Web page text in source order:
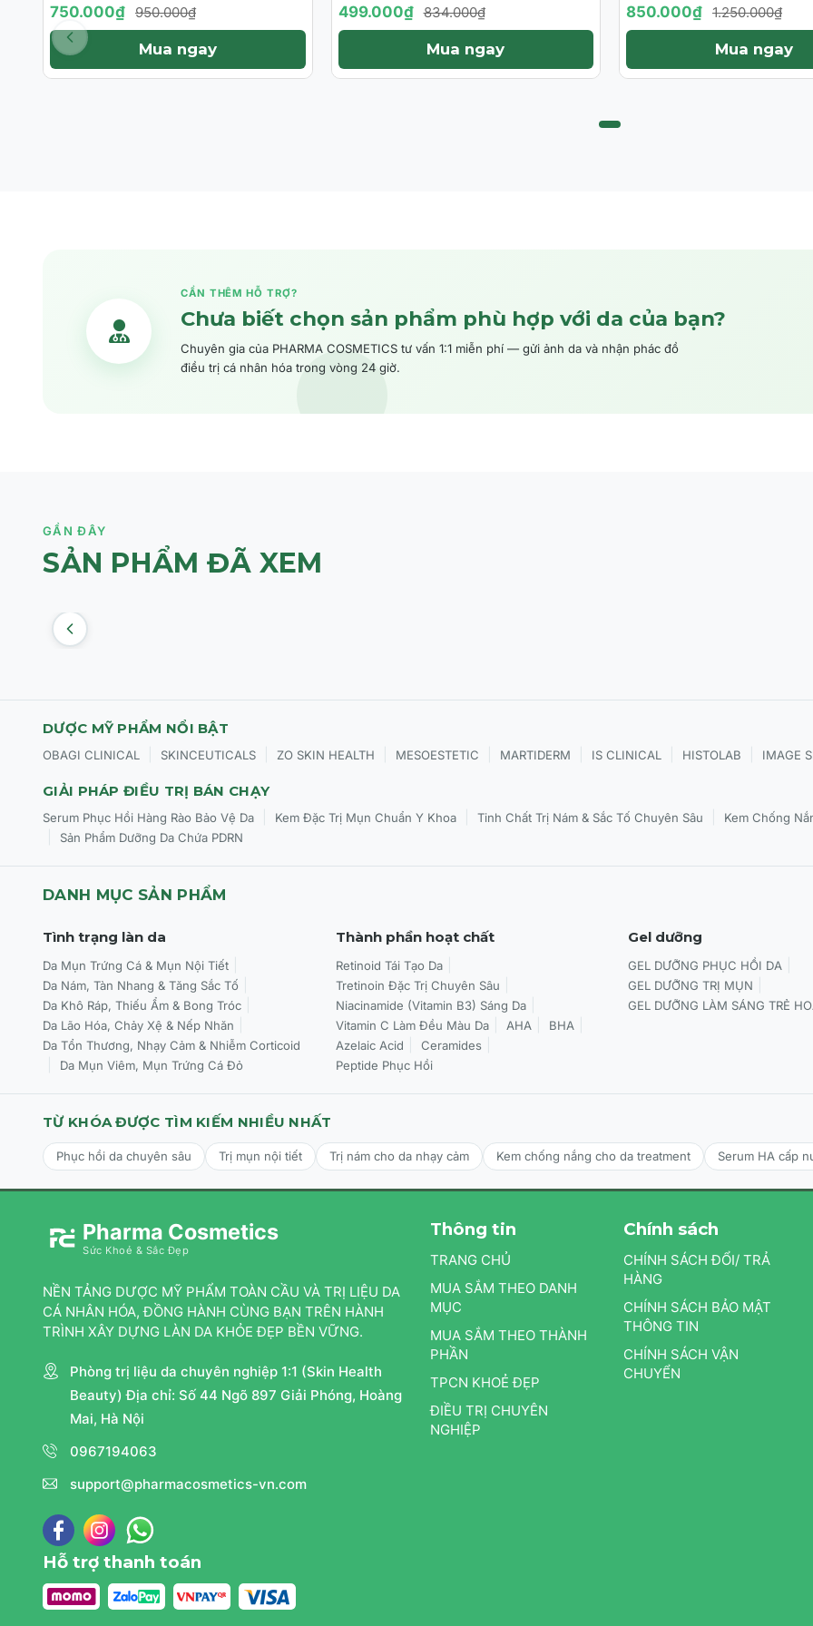
ĐỎ, ROSACEA (DA KHÔ, DA
THƯỜNG)
750.000₫ 950.000₫
Mua ngay
Giải Pháp Toàn Diện Cho Da
Mụn Và Nhạy Cảm
499.000₫ 834.000₫
Mua ngay
BAN ĐÊM HỖ TRỢ
TÁI TẠO MÔ, NGĂN
HÌNH THÀNH SẸO
850.000₫ 1.250.000₫
Mua ngay
CẦN THÊM HỖ TRỢ?
Chưa biết chọn sản phẩm phù hợp với da của bạn?
Chuyên gia của PHARMA COSMETICS tư vấn 1:1 miễn phí — gửi ảnh da và nhận phác đồ
điều trị cá nhân hóa trong vòng 24 giờ.
GẦN ĐÂY
SẢN PHẨM ĐÃ XEM
DƯỢC MỸ PHẨM NỔI BẬT
OBAGI CLINICAL SKINCEUTICALS ZO SKIN HEALTH MESOESTETIC MARTIDERM IS CLINICAL HISTOLAB IMAGE
GIẢI PHÁP ĐIỀU TRỊ BÁN CHẠY
Serum Phục Hồi Hàng Rào Bảo Vệ Da Kem Đặc Trị Mụn Chuẩn Y Khoa Tinh Chất Trị Nám & Sắc Tố Chuyên Sâu Kem Chống
Sản Phẩm Dưỡng Da Chứa PDRN
DANH MỤC SẢN PHẨM
Tình trạng làn da
Da Mụn Trứng Cá & Mụn Nội Tiết
Da Nám, Tàn Nhang & Tăng Sắc Tố
Da Khô Ráp, Thiếu Ẩm & Bong Tróc
Da Lão Hóa, Chảy Xệ & Nếp Nhăn
Da Tổn Thương, Nhạy Cảm & Nhiễm Corticoid
Da Mụn Viêm, Mụn Trứng Cá Đỏ
Thành phần hoạt chất
Retinoid Tái Tạo Da
Tretinoin Đặc Trị Chuyên Sâu
Niacinamide (Vitamin B3) Sáng Da
Vitamin C Làm Đều Màu Da
AHA
BHA
Azelaic Acid
Ceramides
Peptide Phục Hồi
Gel dưỡng
GEL DƯỠNG PHỤC HỒI DA
GEL DƯỠNG TRỊ MỤN
GEL DƯỠNG LÀM SÁNG TRẺ
TỪ KHÓA ĐƯỢC TÌM KIẾM NHIỀU NHẤT
Phục hồi da chuyên sâu Trị mụn nội tiết Trị nám cho da nhạy cảm Kem chống nắng cho da treatment Serum HA cấp
Pharma Cosmetics
Sức Khoẻ & Sắc Đẹp
NỀN TẢNG DƯỢC MỸ PHẨM TOÀN CẦU VÀ TRỊ LIỆU DA
CÁ NHÂN HÓA, ĐỒNG HÀNH CÙNG BẠN TRÊN HÀNH
TRÌNH XÂY DỰNG LÀN DA KHỎE ĐẸP BỀN VỮNG.
Phòng trị liệu da chuyên nghiệp 1:1 (Skin Health
Beauty) Địa chỉ: Số 44 Ngõ 897 Giải Phóng, Hoàng
Mai, Hà Nội
0967194063
support@pharmacosmetics-vn.com
Hỗ trợ thanh toán
Thông tin
TRANG CHỦ
MUA SẮM THEO DANH
MỤC
MUA SẮM THEO THÀNH
PHẦN
TPCN KHOẺ ĐẸP
ĐIỀU TRỊ CHUYÊN
NGHIỆP
Chính sách
CHÍNH SÁCH ĐỔI/ TRẢ
HÀNG
CHÍNH SÁCH BẢO MẬT
THÔNG TIN
CHÍNH SÁCH VẬN
CHUYỂN